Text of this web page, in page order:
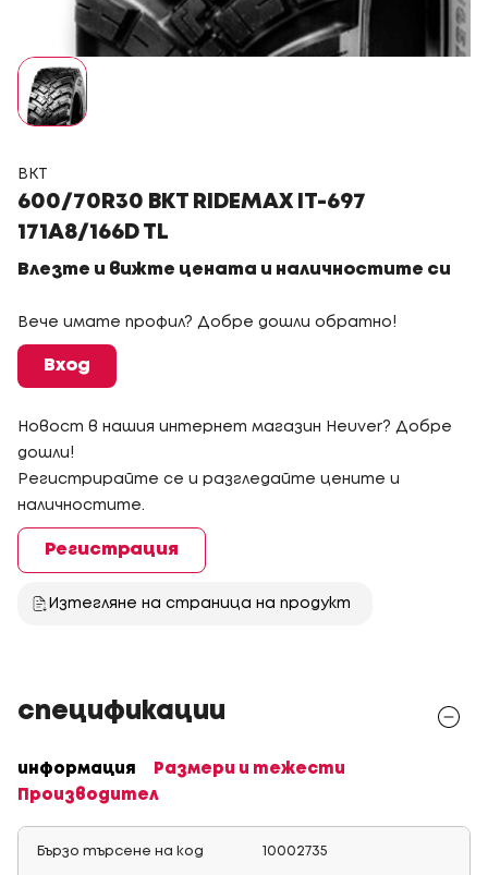
BKT
600/70R30 BKT RIDEMAX IT-697
171A8/166D TL
Влезте и вижте цената и наличностите си
Вече имате профил? Добре дошли обратно!
Вход
Новост в нашия интернет магазин Heuver? Добре
дошли!
Регистрирайте се и разгледайте цените и
наличностите.
Регистрация
Изтегляне на страница на продукт
спецификации
информация
Размери и тежести
Производител
Бързо търсене на код 10002735